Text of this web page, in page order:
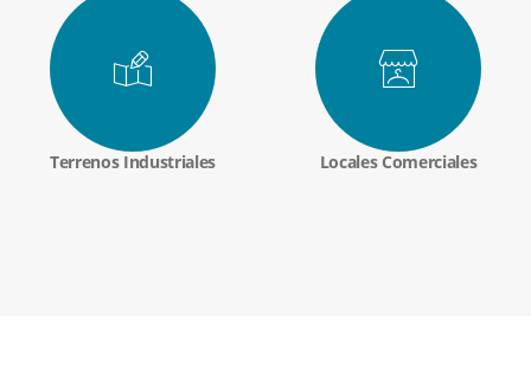
Terrenos Industriales Locales Comerciales